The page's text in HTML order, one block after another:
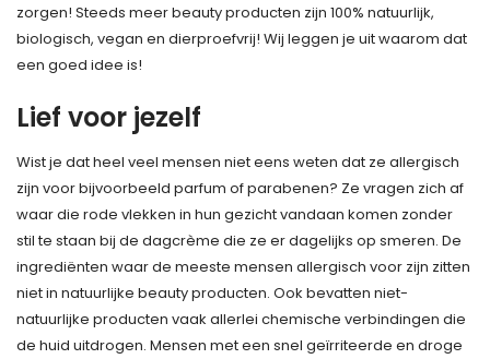
zorgen! Steeds meer beauty producten zijn 100% natuurlijk,
biologisch, vegan en dierproefvrij! Wij leggen je uit waarom dat
een goed idee is!
Lief voor jezelf
Wist je dat heel veel mensen niet eens weten dat ze allergisch
zijn voor bijvoorbeeld parfum of parabenen? Ze vragen zich af
waar die rode vlekken in hun gezicht vandaan komen zonder
stil te staan bij de dagcrème die ze er dagelijks op smeren. De
ingrediënten waar de meeste mensen allergisch voor zijn zitten
niet in natuurlijke beauty producten. Ook bevatten niet-
natuurlijke producten vaak allerlei chemische verbindingen die
de huid uitdrogen. Mensen met een snel geïrriteerde en droge